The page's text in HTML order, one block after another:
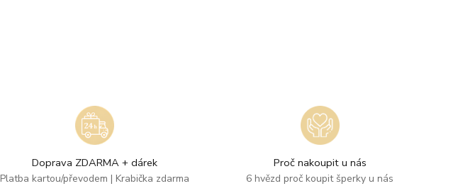
Doprava ZDARMA + dárek
Platba kartou/převodem | Krabička zdarma
Proč nakoupit u nás
6 hvězd proč koupit šperky u nás